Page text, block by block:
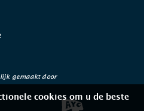
gemaakt door
cookies om u de beste